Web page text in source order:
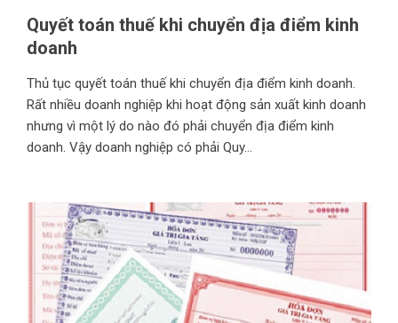
Quyết toán thuế khi chuyển địa điểm kinh
doanh
Thủ tục quyết toán thuế khi chuyển địa điểm kinh doanh.
Rất nhiều doanh nghiệp khi hoạt động sản xuất kinh doanh
nhưng vì một lý do nào đó phải chuyển địa điểm kinh
doanh. Vậy doanh nghiệp có phải Quy...